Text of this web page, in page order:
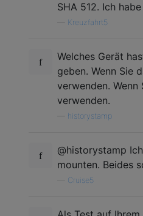
SHA 512. Ich
Kreuzfahrt5
Welches Gerät
geben. Wenn Sie
verwenden.
verwenden.
historystamp
@historystamp
mounten. Beides
Cruise5